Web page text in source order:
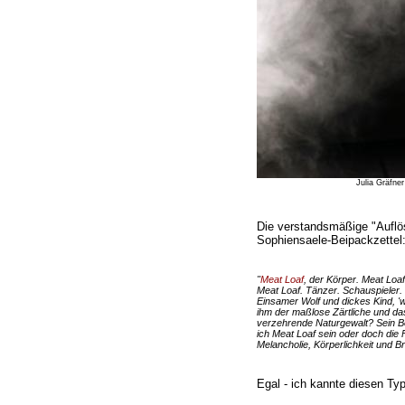
Julia
Die verstandsmäßige
Sophiensaele-Beipackzettel:
"Meat Loaf, der Körper. Meat
Meat Loaf. Tänzer.
Einsamer Wolf und dickes Kind,
ihm der maßlose Zärtliche und
verzehrende Naturgewalt? Sein
ich Meat Loaf sein oder doch die
Melancholie, Körperlichkeit und
Egal - ich kannte diesen